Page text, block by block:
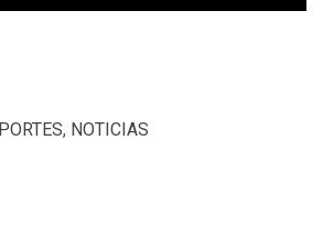
, NOTICIAS